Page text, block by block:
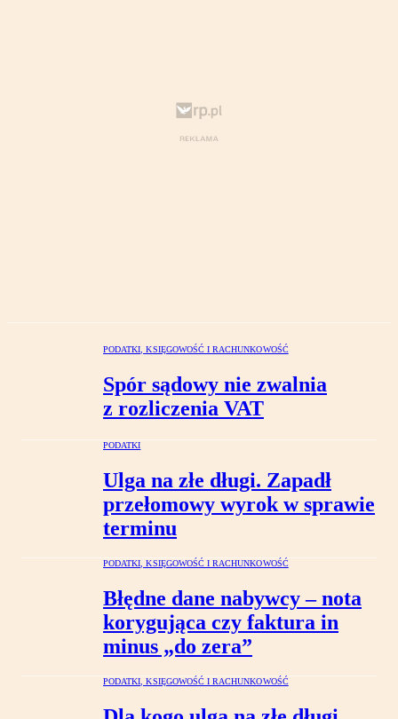
PODATKI, KSIĘGOWOŚĆ I RACHUNKOWOŚĆ
Spór sądowy nie zwalnia
z rozliczenia VAT
PODATKI
Ulga na złe długi. Zapadł
przełomowy wyrok w sprawie
terminu
PODATKI, KSIĘGOWOŚĆ I RACHUNKOWOŚĆ
Błędne dane nabywcy – nota
korygująca czy faktura in
minus „do zera”
PODATKI, KSIĘGOWOŚĆ I RACHUNKOWOŚĆ